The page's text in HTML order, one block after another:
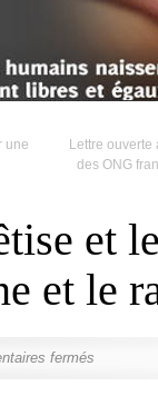
une
Lettre
des ONG
et
et le
fermés